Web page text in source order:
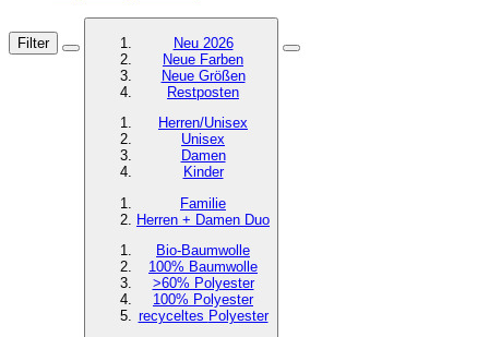
Filter
Neu 2026
Neue Farben
Neue Größen
Restposten
Herren/Unisex
Unisex
Damen
Kinder
Familie
Herren + Damen Duo
Bio-Baumwolle
100% Baumwolle
>60% Polyester
100% Polyester
recyceltes Polyester